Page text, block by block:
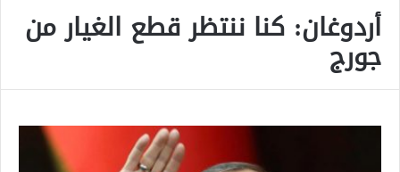
أردوغان: كنا ننتظر قطع الغيار من
جورج